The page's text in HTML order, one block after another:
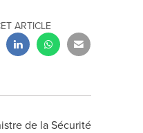
ARTICLE
de la Sécurité